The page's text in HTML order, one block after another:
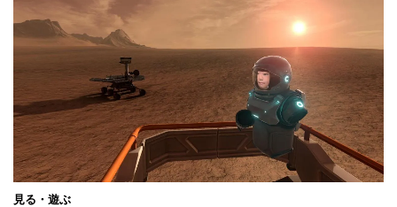
見る・遊ぶ